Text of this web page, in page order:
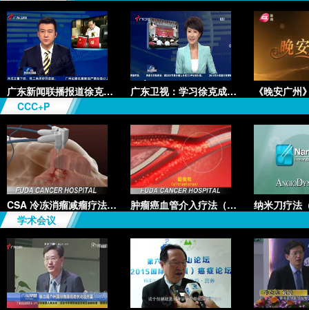
广东新闻联播报道徐克成：“智慧
广东卫视：学习徐克成先进事迹座
CCC+P
CSA 冷冻消瘤减瘤疗法（Cryosurg
肿瘤癌血管介入疗法（Cancer Vas
学术会议